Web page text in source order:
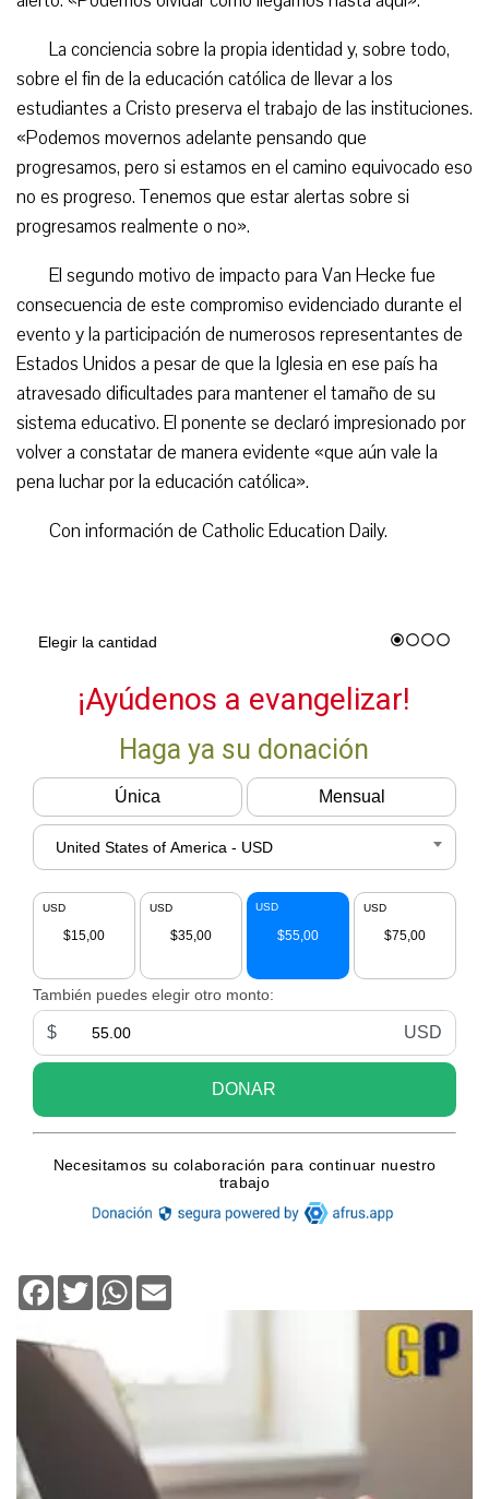
La conciencia sobre la propia identidad y, sobre todo,
sobre el fin de la educación católica de llevar a los
estudiantes a Cristo preserva el trabajo de las instituciones.
«Podemos movernos adelante pensando que
progresamos, pero si estamos en el camino equivocado eso
no es progreso. Tenemos que estar alertas sobre si
progresamos realmente o no».
El segundo motivo de impacto para Van Hecke fue
consecuencia de este compromiso evidenciado durante el
evento y la participación de numerosos representantes de
Estados Unidos a pesar de que la Iglesia en ese país ha
atravesado dificultades para mantener el tamaño de su
sistema educativo. El ponente se declaró impresionado por
volver a constatar de manera evidente «que aún vale la
pena luchar por la educación católica».
Con información de Catholic Education Daily.
Facebook
TwitterWhatsApp